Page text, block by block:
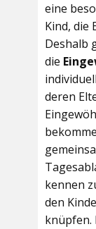
eine
Kind, die
Deshalb
die
deren
kennen
den
knüpfen.